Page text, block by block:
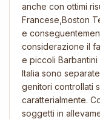
anche con ottimi
Francese,Boston
e
considerazione il
e piccoli
Italia sono
genitori controllati
caratterialmente.
soggetti in